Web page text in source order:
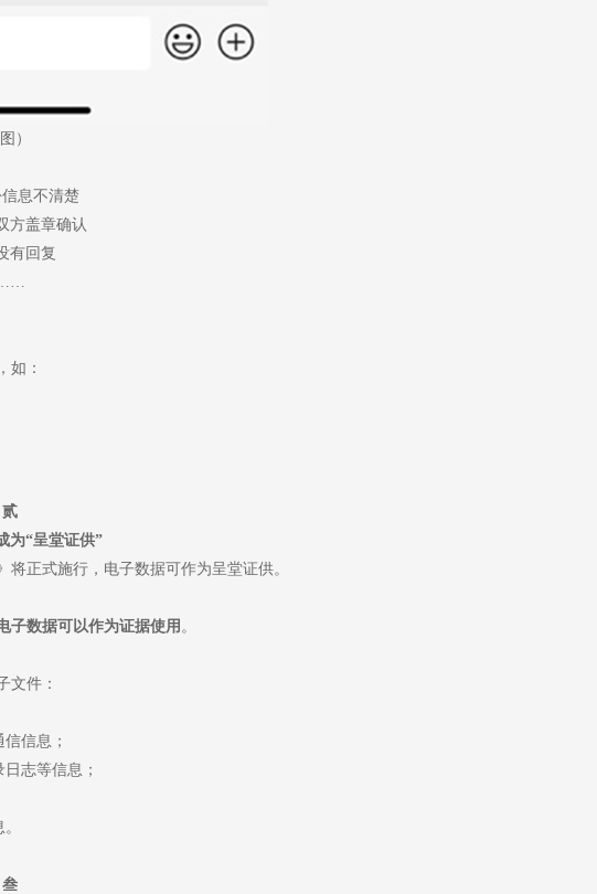
）
息不清楚
方盖章确认
有回复
如：
贰
为“呈堂证供”
正式施行，电子数据可作为呈堂证供。
子数据可以作为证据使用。
文件：
信息；
志等信息；
叁